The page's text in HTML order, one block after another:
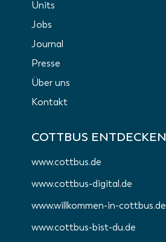
Units
Jobs
Journal
Presse
Über uns
Kontakt
COTTBUS ENTDECKEN
www.cottbus.de
www.cottbus-digital.de
www.willkommen-in-cottbus.de
www.cottbus-bist-du.de